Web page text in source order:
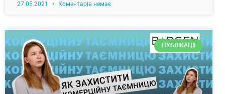
27.05.2021 Коментарів немає
ПУБЛІКАЦІЇ